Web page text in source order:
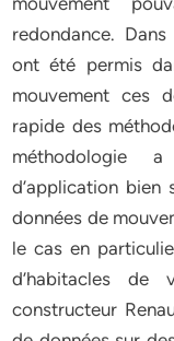
redondance.
ont été permis
mouvement ces
rapide des
méthodologie
d’application
données de
le cas en
d’habitacles
constructeur